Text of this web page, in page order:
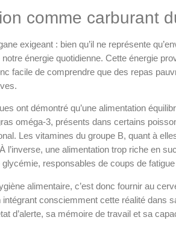
comme carburant
exigeant : bien qu’il ne représente
énergie quotidienne. Cette énergie
facile de comprendre que des repas
ont démontré qu’une alimentation
oméga-3, présents dans certains
Les vitamines du groupe B, quant à
l’inverse, une alimentation trop riche en
responsables de coups de fatigue
alimentaire, c’est donc fournir au
consciemment cette réalité dans
d’alerte, sa mémoire de travail et sa